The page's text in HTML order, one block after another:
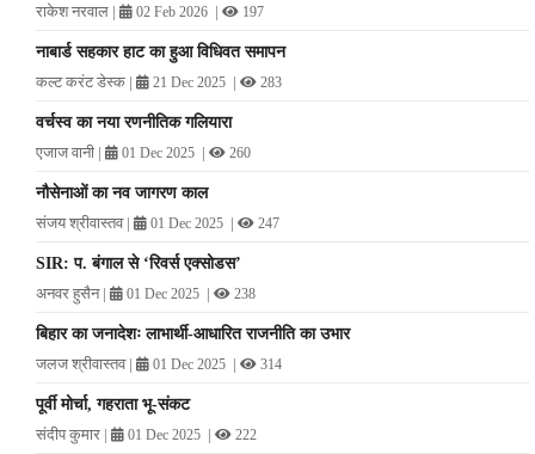
राकेश नरवाल| 02 Feb 2026| 197
नाबार्ड सहकार हाट का हुआ विधिवत समापन
कल्ट करंट डेस्क| 21 Dec 2025| 283
वर्चस्व का नया रणनीतिक गलियारा
एजाज वानी| 01 Dec 2025| 260
नौसेनाओं का नव जागरण काल
संजय श्रीवास्तव| 01 Dec 2025| 247
SIR: प. बंगाल से ‘रिवर्स एक्सोडस’
अनवर हुसैन| 01 Dec 2025| 238
बिहार का जनादेशः लाभार्थी-आधारित राजनीति का उभार
जलज श्रीवास्तव| 01 Dec 2025| 314
पूर्वी मोर्चा, गहराता भू-संकट
संदीप कुमार| 01 Dec 2025| 222